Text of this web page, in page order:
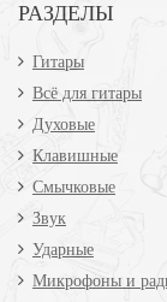
РАЗДЕЛЫ
Гитары
Всё для гитары
Духовые
Клавишные
Смычковые
Звук
Ударные
Микрофоны и